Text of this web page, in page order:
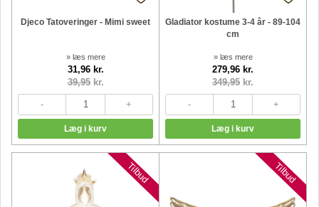
Djeco Tatoveringer - Mimi sweet
» læs mere
31,96 kr.
39,95kr.
Gladiator kostume 3-4 år - 89-104
cm
» læs mere
279,96 kr.
349,95 kr.
Tilbud Tilbud